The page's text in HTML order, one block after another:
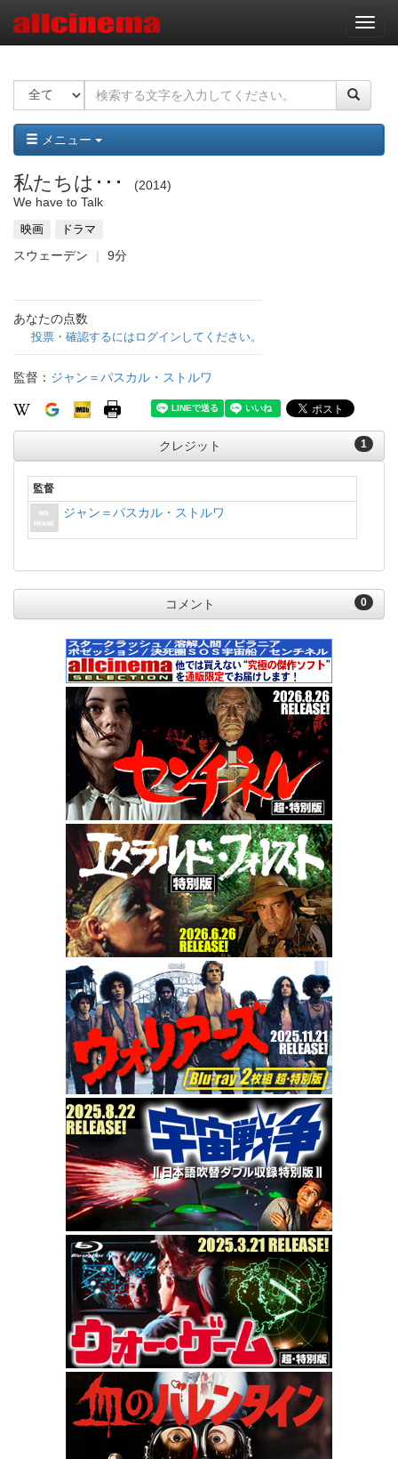
ナ
ビ
ー
ョ
ン
メニュー
私たちは･･･
2014
We have to Talk
映画 ドラマ
スウェーデン 9分
あなたの点数
投票・確認するにはログインしてください。
監督： ジャン＝パスカル・ストルワ
1
クレジット
監督
ジャン＝パスカル・ストルワ
0
コメント